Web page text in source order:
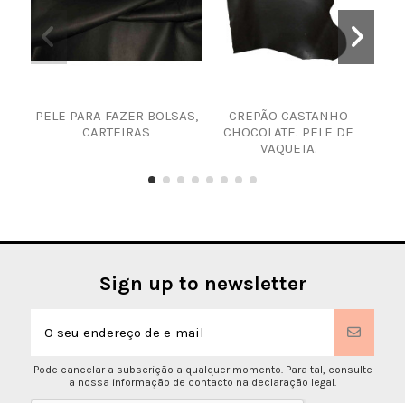
PELE PARA FAZER BOLSAS,
CARTEIRAS
CREPÃO CASTANHO
CHOCOLATE. PELE DE
VAQUETA.
Sign up to newsletter
Pode cancelar a subscrição a qualquer momento. Para tal, consulte
a nossa informação de contacto na declaração legal.